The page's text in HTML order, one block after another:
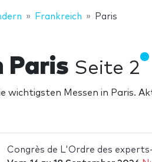
Frankreich Paris
Paris Seite 2
wichtigsten Messen in Paris.
Congrès de L'Ordre des